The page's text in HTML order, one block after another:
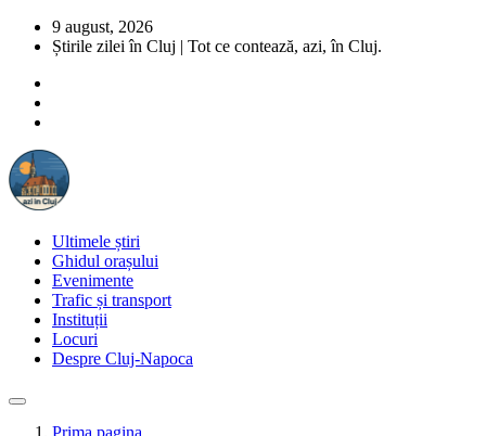
9 august, 2026
Știrile zilei în Cluj | Tot ce contează, azi, în Cluj.
Ultimele știri
Ghidul orașului
Evenimente
Trafic și transport
Instituții
Locuri
Despre Cluj-Napoca
Prima pagina